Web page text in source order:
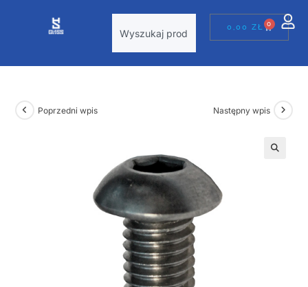
0,00ZŁ 0
Poprzedni wpis Następny wpis